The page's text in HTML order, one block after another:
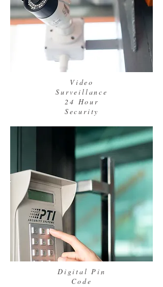
Video
Surveillance
24 Hour
Security
Digital Pin
Code